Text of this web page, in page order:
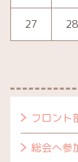
27 28
フロント
総会へ参